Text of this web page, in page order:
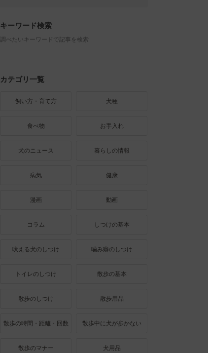
キーワード検索
調べたいキーワードで記事を検索
カテゴリ一覧
飼い方・育て方 犬種
食べ物 お手入れ
犬のニュース 暮らしの情報
病気 健康
漫画 動画
コラム しつけの基本
吠える犬のしつけ 噛み癖のしつけ
トイレのしつけ 散歩の基本
散歩のしつけ 散歩用品
散歩の時間・距離・回数 散歩中に犬が歩かない
散歩のマナー 犬用品